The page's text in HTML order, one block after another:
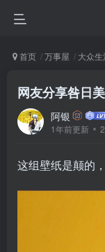
首页 万事屋 大众生
网友分享咎日
阿银
1年前更新
这组壁纸是颠的